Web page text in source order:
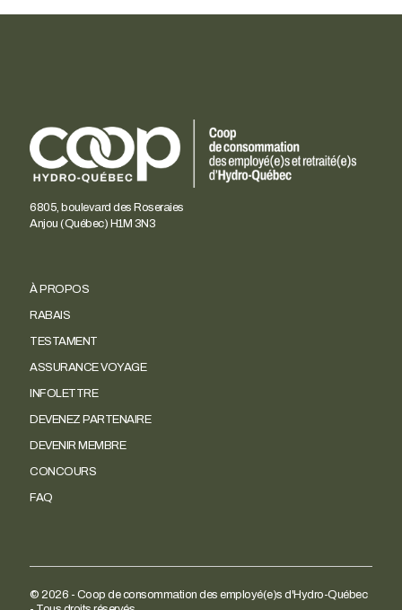
6805, boulevard des Roseraies
Anjou (Québec) H1M 3N3
À PROPOS
RABAIS
TESTAMENT
ASSURANCE VOYAGE
INFOLETTRE
DEVENEZ PARTENAIRE
DEVENIR MEMBRE
CONCOURS
FAQ
© 2026 - Coop de consommation des employé(e)s d'Hydro-Québec